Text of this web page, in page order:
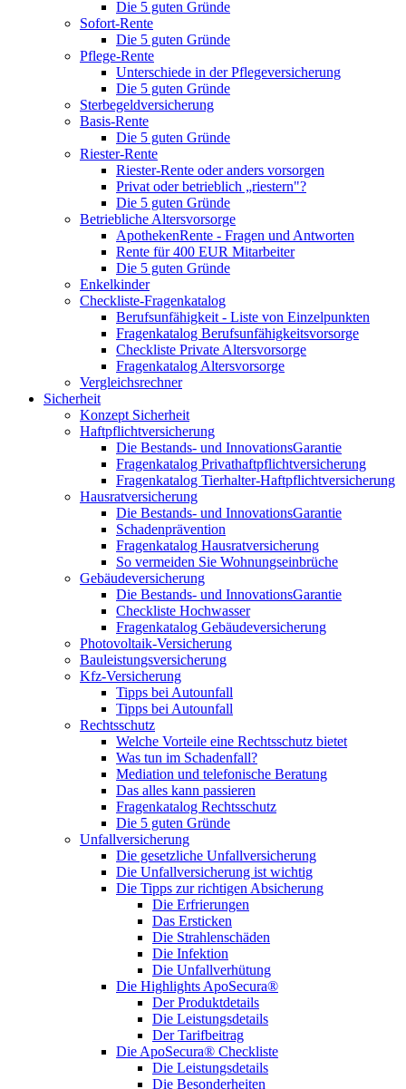
Die 5 guten Gründe
Sofort-Rente
Die 5 guten Gründe
Pflege-Rente
Unterschiede in der Pflegeversicherung
Die 5 guten Gründe
Sterbegeldversicherung
Basis-Rente
Die 5 guten Gründe
Riester-Rente
Riester-Rente oder anders vorsorgen
Privat oder betrieblich „riestern"?
Die 5 guten Gründe
Betriebliche Altersvorsorge
ApothekenRente - Fragen und Antworten
Rente für 400 EUR Mitarbeiter
Die 5 guten Gründe
Enkelkinder
Checkliste-Fragenkatalog
Berufsunfähigkeit - Liste von Einzelpunkten
Fragenkatalog Berufsunfähigkeitsvorsorge
Checkliste Private Altersvorsorge
Fragenkatalog Altersvorsorge
Vergleichsrechner
Sicherheit
Konzept Sicherheit
Haftpflichtversicherung
Die Bestands- und InnovationsGarantie
Fragenkatalog Privathaftpflichtversicherung
Fragenkatalog Tierhalter-Haftpflichtversicherung
Hausratversicherung
Die Bestands- und InnovationsGarantie
Schadenprävention
Fragenkatalog Hausratversicherung
So vermeiden Sie Wohnungseinbrüche
Gebäudeversicherung
Die Bestands- und InnovationsGarantie
Checkliste Hochwasser
Fragenkatalog Gebäudeversicherung
Photovoltaik-Versicherung
Bauleistungsversicherung
Kfz-Versicherung
Tipps bei Autounfall
Tipps bei Autounfall
Rechtsschutz
Welche Vorteile eine Rechtsschutz bietet
Was tun im Schadenfall?
Mediation und telefonische Beratung
Das alles kann passieren
Fragenkatalog Rechtsschutz
Die 5 guten Gründe
Unfallversicherung
Die gesetzliche Unfallversicherung
Die Unfallversicherung ist wichtig
Die Tipps zur richtigen Absicherung
Die Erfrierungen
Das Ersticken
Die Strahlenschäden
Die Infektion
Die Unfallverhütung
Die Highlights ApoSecura®
Der Produktdetails
Die Leistungsdetails
Der Tarifbeitrag
Die ApoSecura® Checkliste
Die Leistungsdetails
Die Besonderheiten